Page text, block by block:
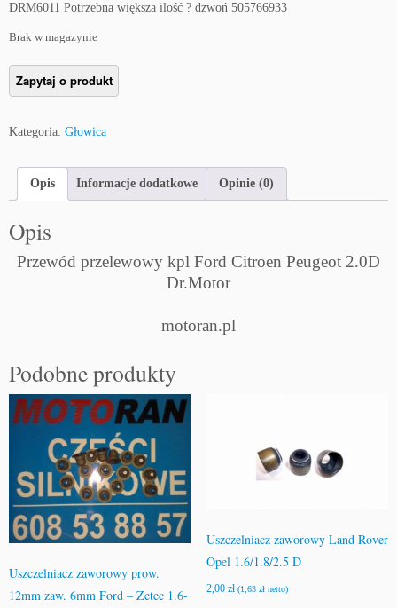
DRM6011 Potrzebna większa ilość ? dzwoń 505766933
Brak w magazynie
Kategoria: Głowica
Opis Informacje dodatkowe Opinie (0)
Opis
Przewód przelewowy kpl Ford Citroen Peugeot 2.0D
Dr.Motor
motoran.pl
Podobne produkty
Uszczelniacz zaworowy prow.
12mm zaw. 6mm Ford – Zetec 1.6-
Uszczelniacz zaworowy Land Rover
Opel 1.6/1.8/2.5 D
2,00 zł (1,63 złnetto)